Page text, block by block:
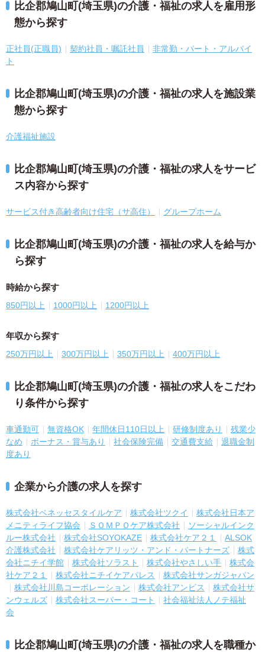
比企郡鳩山町(埼玉県)の介護・福祉の求人を雇用形
態から探す
正社員(正職員) 契約社員・嘱託社員
非常勤・パート・アルバイ
ト
比企郡鳩山町(埼玉県)の介護・福祉の求人を施設業
態から探す
介護福祉施設
比企郡鳩山町(埼玉県)の介護・福祉の求人をサービ
ス内容から探す
サービス付き高齢者向け住宅（サ高住） グループホーム
比企郡鳩山町(埼玉県)の介護・福祉の求人を給与か
ら探す
時給から探す
850円以上 1000円以上 1200円以上
年収から探す
250万円以上 300万円以上 350万円以上 400万円以上
比企郡鳩山町(埼玉県)の介護・福祉の求人をこだわ
り条件から探す
車通勤可 無資格OK 年間休日110日以上 研修制度あり
残業少
なめ
ボーナス・賞与あり 社会保険完備 交通費支給
退職金制
度あり
企業から介護の求人を探す
株式会社ベネッセスタイルケア 株式会社ツクイ
株式会社日本ア
メニティライフ協会
ＳＯＭＰＯケア株式会社
ソーシャルインク
ルー株式会社
株式会社SOYOKAZE 株式会社ケア２１
ALSOK
介護株式会社
株式会社ケアリッツ・アンド・パートナーズ
株式
会社ニチイ学館
株式会社ソラスト 株式会社やさしい手
株式会
社ケア２１
株式会社ニチイケアパレス
株式会社サンガジャパン
株式会社川島コーポレーション
株式会社アンビス
株式会社サ
ンウェルズ
株式会社スーパー・コート
社会福祉法人ノテ福祉
会
比企郡鳩山町(埼玉県)の介護・福祉の求人を職種か